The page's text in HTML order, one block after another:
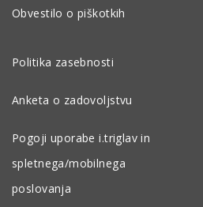
Obvestilo o piškotkih
Politika zasebnosti
Anketa o zadovoljstvu
Pogoji uporabe i.triglav in
spletnega/mobilnega
poslovanja